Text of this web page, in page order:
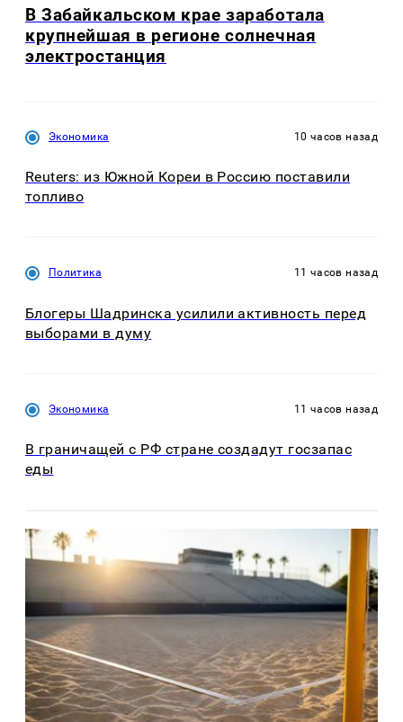
В Забайкальском крае заработала
крупнейшая в регионе солнечная
электростанция
Экономика 10 часов назад
Reuters: из Южной Кореи в Россию поставили
топливо
Политика 11 часов назад
Блогеры Шадринска усилили активность перед
выборами в думу
Экономика 11 часов назад
В граничащей с РФ стране создадут госзапас
еды